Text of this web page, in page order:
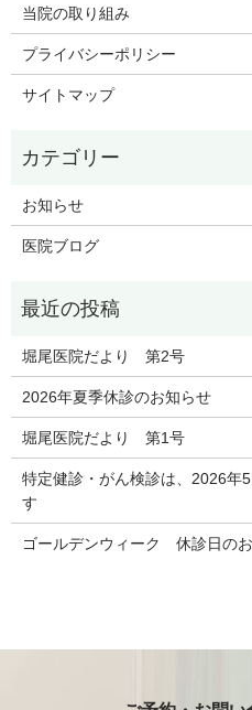
当院の取り組み
プライバシーポリシー
サイトマップ
お知らせ
医院ブログ
堀尾医院だより 第2号
2026年夏季休診のお知らせ
堀尾医院だより 第1号
特定健診・がん検診は、2026年
す
ゴールデンウィーク 休診日の